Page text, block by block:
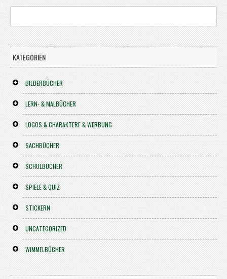
KATEGORIEN
BILDERBÜCHER
LERN- & MALBÜCHER
LOGOS & CHARAKTERE & WERBUNG
SACHBÜCHER
SCHULBÜCHER
SPIELE & QUIZ
STICKERN
UNCATEGORIZED
WIMMELBÜCHER